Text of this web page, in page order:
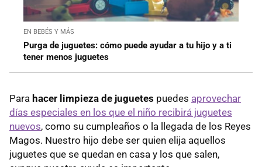
EN BEBÉS Y MÁS
Purga de juguetes: cómo puede ayudar a tu hijo y a ti
tener menos juguetes
Para hacer limpieza de juguetes puedes aprovechar
días especiales en los que el niño recibirá juguetes
nuevos, como su cumpleaños o la llegada de los Reyes
Magos. Nuestro hijo debe ser quien elija aquellos
juguetes que se quedan en casa y los que salen,